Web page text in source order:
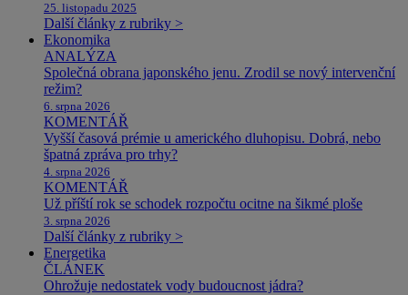
25. listopadu 2025
Další články z rubriky >
Ekonomika
ANALÝZA
Společná obrana japonského jenu. Zrodil se nový intervenční
režim?
6. srpna 2026
KOMENTÁŘ
Vyšší časová prémie u amerického dluhopisu. Dobrá, nebo
špatná zpráva pro trhy?
4. srpna 2026
KOMENTÁŘ
Už příští rok se schodek rozpočtu ocitne na šikmé ploše
3. srpna 2026
Další články z rubriky >
Energetika
ČLÁNEK
Ohrožuje nedostatek vody budoucnost jádra?